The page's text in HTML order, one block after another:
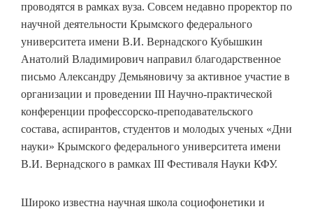
проводятся в рамках вуза. Совсем недавно проректор по
научной деятельности Крымского федерального
университета имени В.И. Вернадского Кубышкин
Анатолий Владимирович направил благодарственное
письмо Александру Демьяновичу за активное участие в
организации и проведении III Научно-практической
конференции профессорско-преподавательского
состава, аспирантов, студентов и молодых ученых «Дни
науки» Крымского федерального университета имени
В.И. Вернадского в рамках III Фестиваля Науки КФУ.
Широко известна научная школа социофонетики и